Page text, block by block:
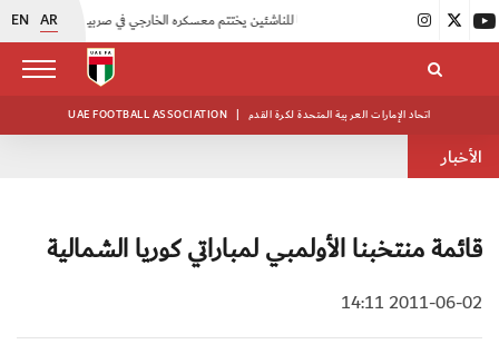
EN AR |
UAE FOOTBALL ASSOCIATION | اتحاد الإمارات العربية المتحدة لكرة القدم
الأخبار
قائمة منتخبنا الأولمبي لمباراتي كوريا الشمالية
2011-06-02 14:11